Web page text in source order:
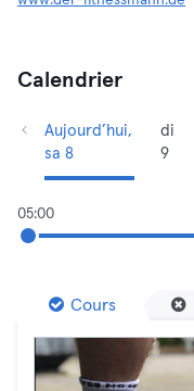
Calendrier
Aujourd’hui,
sa 8
di
9
05:00
Cours